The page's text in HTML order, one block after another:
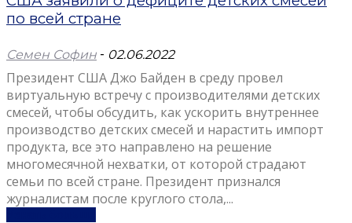
по всей стране
Семен Софин - 02.06.2022
Президент США Джо Байден в среду провел
виртуальную встречу с производителями детских
смесей, чтобы обсудить, как ускорить внутреннее
производство детских смесей и нарастить импорт
продукта, все это направлено на решение
многомесячной нехватки, от которой страдают
семьи по всей стране. Президент признался
журналистам после круглого стола,...